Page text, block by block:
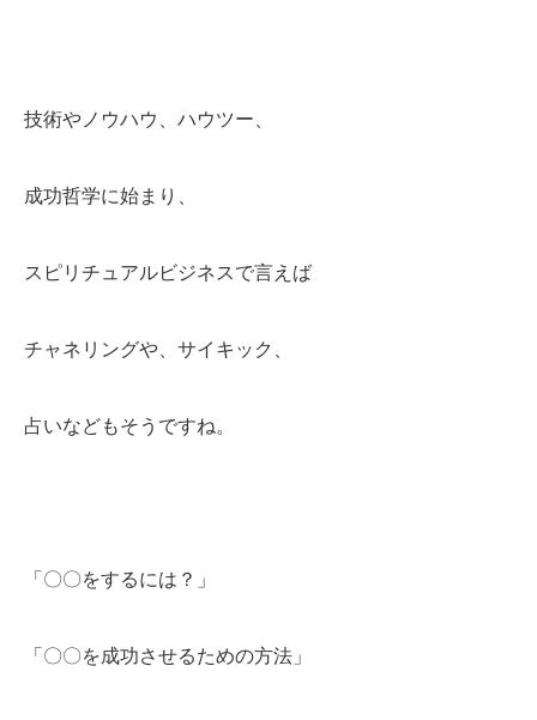
技術やノウハウ、ハウツー、
成功哲学に始まり、
スピリチュアルビジネスで言えば
チャネリングや、サイキック、
占いなどもそうですね。
「〇〇をするには？」
「〇〇を成功させるための方法」